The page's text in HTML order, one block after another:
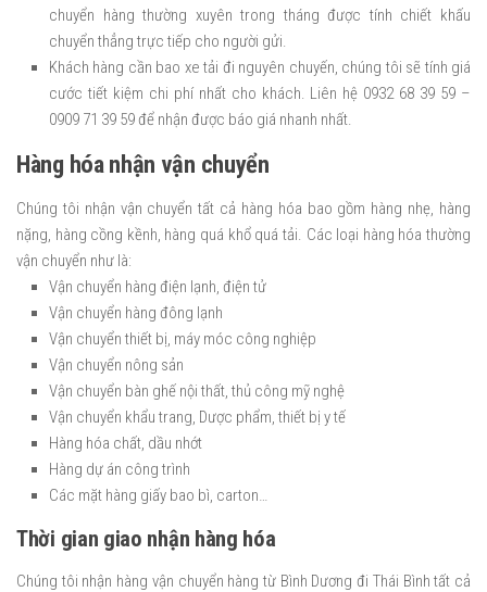
chuyển hàng thường xuyên trong tháng được tính chiết khấu
chuyển thẳng trực tiếp cho người gửi.
Khách hàng cần bao xe tải đi nguyên chuyến, chúng tôi sẽ tính giá
cước tiết kiệm chi phí nhất cho khách. Liên hệ 0932 68 39 59 –
0909 71 39 59 để nhận được báo giá nhanh nhất.
Hàng hóa nhận vận chuyển
Chúng tôi nhận vận chuyển tất cả hàng hóa bao gồm hàng nhẹ, hàng
nặng, hàng cồng kềnh, hàng quá khổ quá tải. Các loại hàng hóa thường
vận chuyển như là:
Vận chuyển hàng điện lạnh, điện tử
Vận chuyển hàng đông lạnh
Vận chuyển thiết bị, máy móc công nghiệp
Vận chuyển nông sản
Vận chuyển bàn ghế nội thất, thủ công mỹ nghệ
Vận chuyển khẩu trang, Dược phẩm, thiết bị y tế
Hàng hóa chất, dầu nhớt
Hàng dự án công trình
Các mặt hàng giấy bao bì, carton…
Thời gian giao nhận hàng hóa
Chúng tôi nhận hàng vận chuyển hàng từ Bình Dương đi Thái Bình tất cả